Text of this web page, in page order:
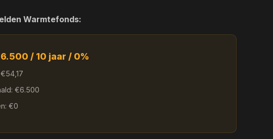
Warmtefonds:
/ 10 jaar / 0%
€6.500
€0